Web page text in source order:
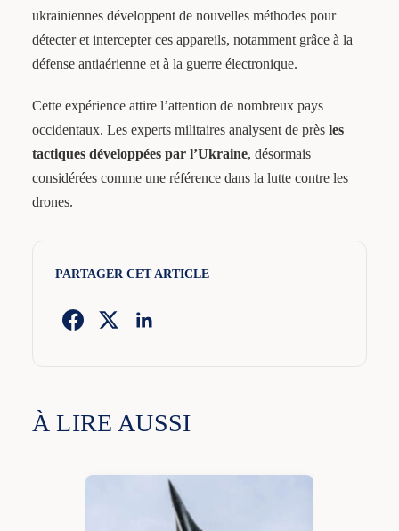
ukrainiennes développent de nouvelles méthodes pour
détecter et intercepter ces appareils, notamment grâce à la
défense antiaérienne et à la guerre électronique.
Cette expérience attire l’attention de nombreux pays
occidentaux. Les experts militaires analysent de près les
tactiques développées par l’Ukraine, désormais
considérées comme une référence dans la lutte contre les
drones.
PARTAGER CET ARTICLE
À LIRE AUSSI